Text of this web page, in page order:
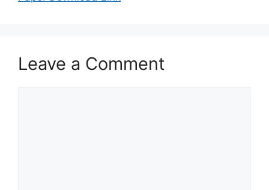
Leave a Comment